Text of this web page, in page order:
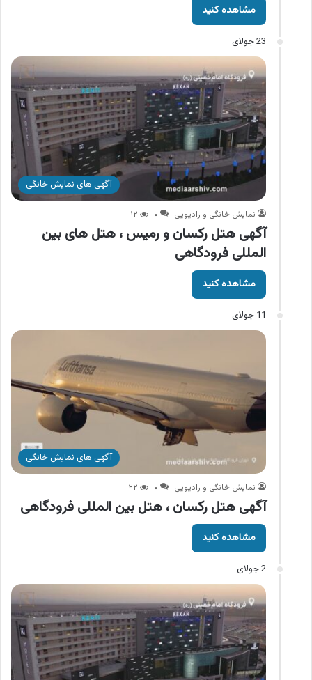
مشاهده کنید
23 جولای
آگهی های نمایش خانگی
نمایش خانگی و رادیویی ۰ ۱۲
آگهی هتل رکسان و رمیس ، هتل های بین
المللی فرودگاهی
مشاهده کنید
11 جولای
آگهی های نمایش خانگی
نمایش خانگی و رادیویی ۰ ۲۲
آگهی هتل رکسان ، هتل بین المللی فرودگاهی
مشاهده کنید
2 جولای